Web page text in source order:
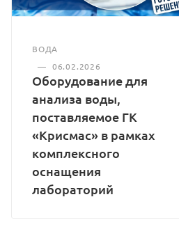
Средний срок службы
анализатора, лет, не менее
ВОДА
— 06.02.2026
Оборудование для
анализа воды,
поставляемое ГК
«Крисмас» в рамках
комплексного
оснащения
лабораторий